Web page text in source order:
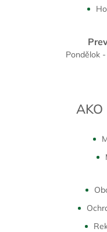
Pondělok
AKO